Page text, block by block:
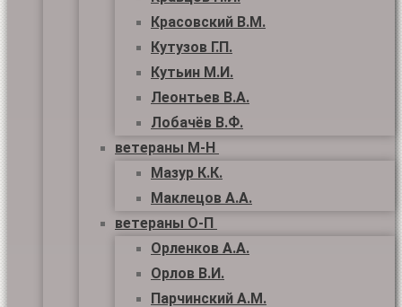
Красовский В.М.
Кутузов Г.П.
Кутьин М.И.
Леонтьев В.А.
Лобачёв В.Ф.
ветераны М-Н
Мазур К.К.
Маклецов А.А.
ветераны О-П
Орленков А.А.
Орлов В.И.
Парчинский А.М.